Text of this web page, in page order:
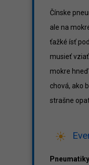
Čínske
ale na
ťažké ísť
musieť
mokre
chová, ako
strašne
Pneumatiky